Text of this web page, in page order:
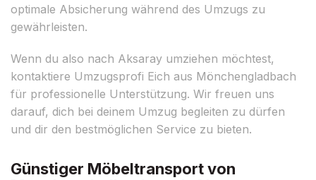
optimale Absicherung während des Umzugs zu
gewährleisten.
Wenn du also nach Aksaray umziehen möchtest,
kontaktiere Umzugsprofi Eich aus Mönchengladbach
für professionelle Unterstützung. Wir freuen uns
darauf, dich bei deinem Umzug begleiten zu dürfen
und dir den bestmöglichen Service zu bieten.
Günstiger Möbeltransport von